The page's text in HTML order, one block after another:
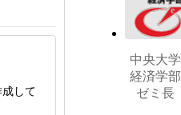
して
中央大学
経済学部
ゼミ長